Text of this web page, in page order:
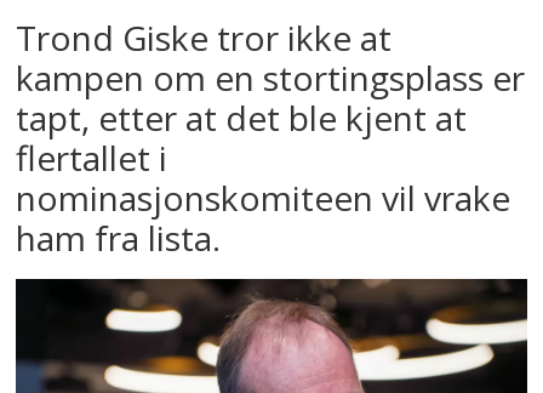
Trond Giske tror ikke at
kampen om en stortingsplass er
tapt, etter at det ble kjent at
flertallet i
nominasjonskomiteen vil vrake
ham fra lista.